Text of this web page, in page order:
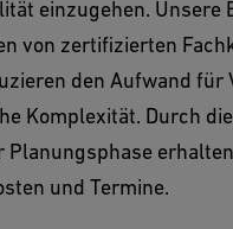
einzugehen.
von zertifizierten
den Aufwand für
Komplexität. Durch
und Termine.